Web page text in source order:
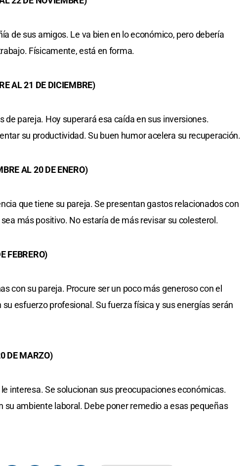
de sus amigos. Le va bien en lo económico, pero debería
Físicamente, está en forma.
AL 21 DE DICIEMBRE)
de pareja. Hoy superará esa caída en sus inversiones.
su productividad. Su buen humor acelera su recuperación.
AL 20 DE ENERO)
que tiene su pareja. Se presentan gastos relacionados con
más positivo. No estaría de más revisar su colesterol.
FEBRERO)
con su pareja. Procure ser un poco más generoso con el
esfuerzo profesional. Su fuerza física y sus energías serán
DE MARZO)
interesa. Se solucionan sus preocupaciones económicas.
su ambiente laboral. Debe poner remedio a esas pequeñas